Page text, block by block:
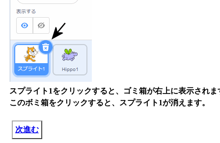
スプライト1をクリックすると、ゴミ箱が右上に表示されま
このボミ箱をクリックすると、スプライト1が消えます。
次進む